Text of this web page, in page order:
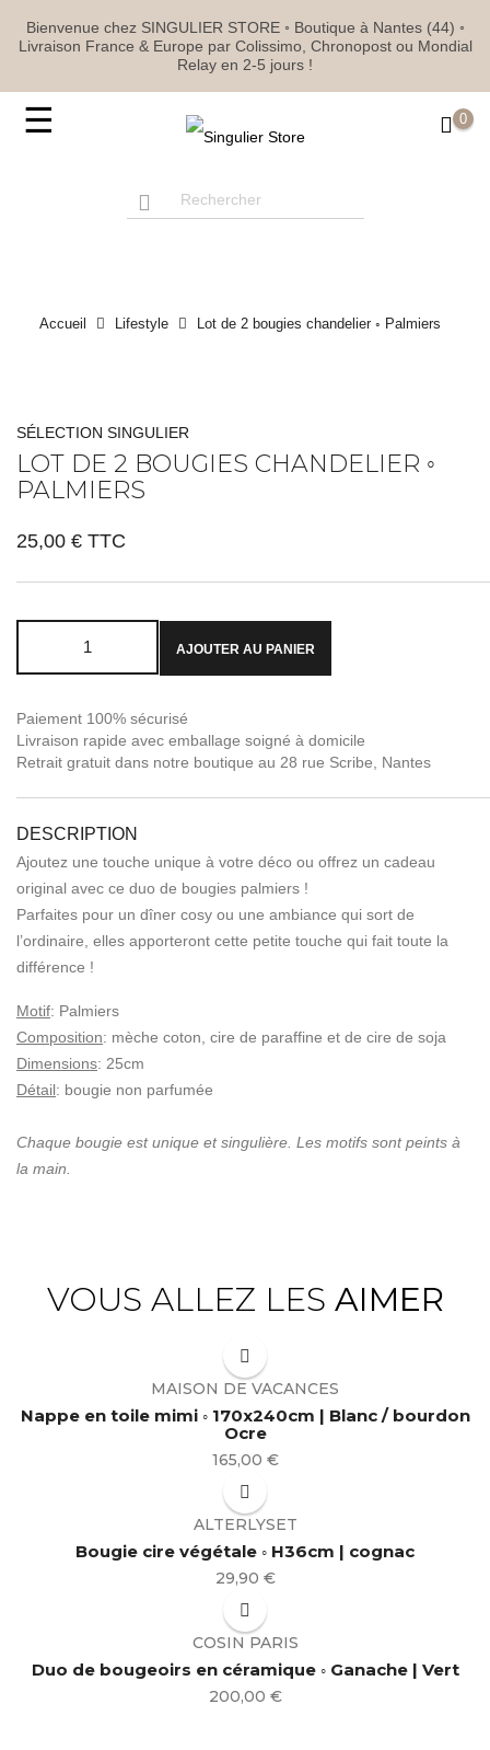
Bienvenue chez SINGULIER STORE ◦ Boutique à Nantes (44) ◦
Livraison France & Europe par Colissimo, Chronopost ou Mondial
Relay en 2-5 jours !
0
Basculer
navigation
☰
Accueil Lifestyle Lot de 2 bougies chandelier ◦ Palmiers
SÉLECTION SINGULIER
LOT DE 2 BOUGIES CHANDELIER ◦
PALMIERS
25,00 € TTC
AJOUTER AU PANIER
Paiement 100% sécurisé
Livraison rapide avec emballage soigné à domicile
Retrait gratuit dans notre boutique au 28 rue Scribe, Nantes
DESCRIPTION
Ajoutez une touche unique à votre déco ou offrez un cadeau
original avec ce duo de bougies palmiers !
Parfaites pour un dîner cosy ou une ambiance qui sort de
l’ordinaire, elles apporteront cette petite touche qui fait toute la
différence !
Motif: Palmiers
Composition: mèche coton, cire de paraffine et de cire de soja
Dimensions: 25cm
Détail: bougie non parfumée
Chaque bougie est unique et singulière. Les motifs sont peints à
la main.
VOUS ALLEZ LES AIMER
MAISON DE VACANCES
Nappe en toile mimi ◦ 170x240cm | Blanc / bourdon
Ocre
Prix
165,00 €
ALTERLYSET
Bougie cire végétale ◦ H36cm | cognac
Prix
29,90 €
COSIN PARIS
Duo de bougeoirs en céramique ◦ Ganache | Vert
Prix
200,00 €